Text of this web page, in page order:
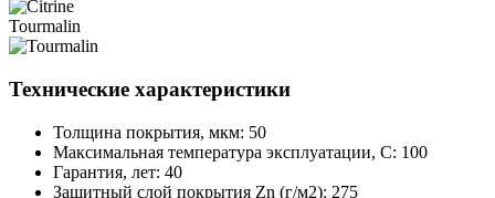
Tourmalin
Технические характеристики
Толщина покрытия, мкм: 50
Максимальная температура эксплуатации, С: 100
Гарантия, лет: 40
Защитный слой покрытия Zn (г/м2): 275